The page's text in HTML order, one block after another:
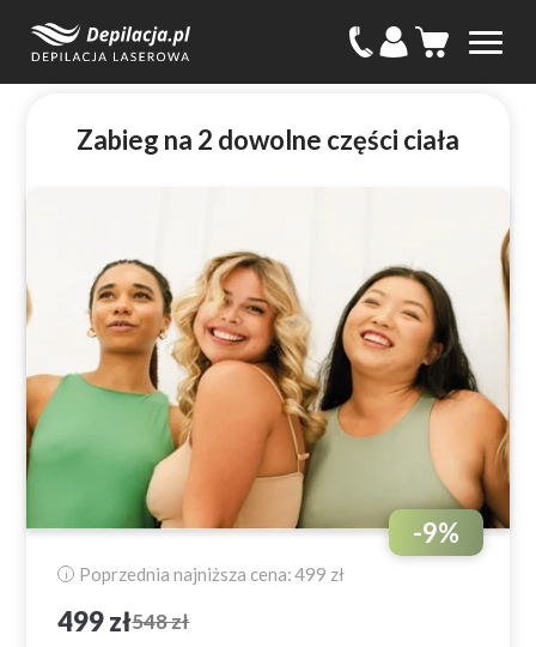
Zabieg na 2 dowolne części ciała
-9%
i Poprzednia najniższa cena:499 zł
499 zł548 zł